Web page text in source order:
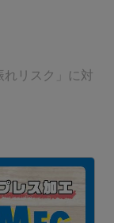
リスク」に対